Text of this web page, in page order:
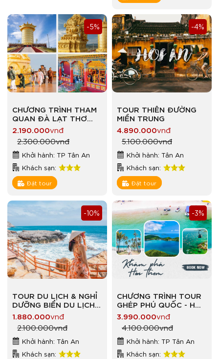
CHƯƠNG TRÌNH THAM
QUAN ĐÀ LẠT THƠ
MỘNG
2.190.000vnđ
2.300.000vnđ
-5%
Khởi hành: TP Tân An
Khách sạn:
Đặt tour
TOUR THIÊN ĐƯỜNG
MIỀN TRUNG
4.890.000vnđ
5.100.000vnđ
-4%
Khởi hành: Tân An
Khách sạn:
Đặt tour
TOUR DU LỊCH & NGHỈ
DƯỠNG BIỂN DU LỊCH
BIỂN VỊNH VĨNH HY –
NINH CHỮ
1.880.000vnđ
2.100.000vnđ
-10%
Khởi hành: Tân An
Khách sạn:
CHƯƠNG TRÌNH TOUR
GHÉP PHÚ QUỐC - HÒN
THƠM VẪY GỌI
3.990.000vnđ
4.100.000vnđ
-3%
Khởi hành: TP Tân An
Khách sạn: